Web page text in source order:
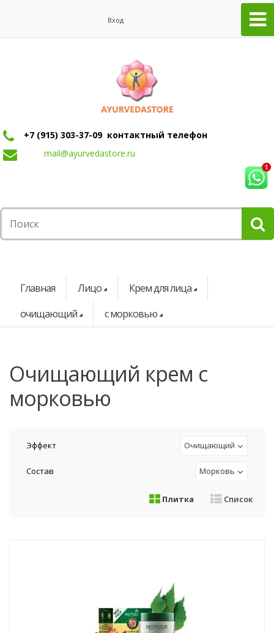
Вход
+7 (915) 303-37-09 контактный телефон
mail@ayurvedastore.ru
Главная Лицо
Крем для лица
очищающий
с морковью
очищающий крем с
морковью
Эффект Очищающий
Состав Морковь
Плитка Список